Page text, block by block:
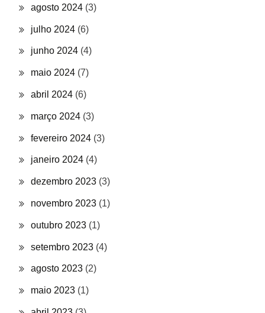
agosto 2024 (3)
julho 2024 (6)
junho 2024 (4)
maio 2024 (7)
abril 2024 (6)
março 2024 (3)
fevereiro 2024 (3)
janeiro 2024 (4)
dezembro 2023 (3)
novembro 2023 (1)
outubro 2023 (1)
setembro 2023 (4)
agosto 2023 (2)
maio 2023 (1)